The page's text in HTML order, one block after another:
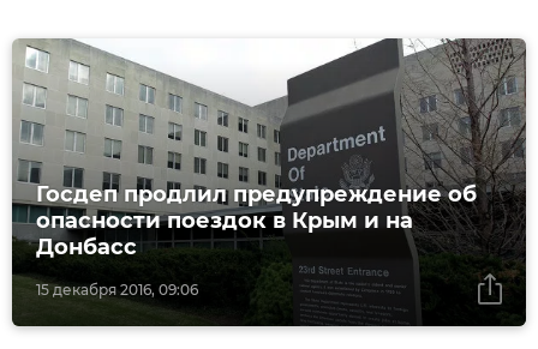
15 декабря 2016, 09:06
Госдеп продлил предупреждение об
опасности поездок в Крым и на
Донбасс